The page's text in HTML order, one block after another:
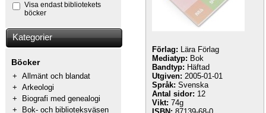
Visa endast bibliotekets
böcker
Kategorier
Böcker
+ Allmänt och blandat
+ Arkeologi
+
Biografi med genealogi
+
Bok- och biblioteksväsen
Förlag: Lära Förlag
Mediatyp: Bok
Bandtyp: Häftad
Utgiven: 2005-01-01
Språk: Svenska
Antal sidor: 12
Vikt: 74g